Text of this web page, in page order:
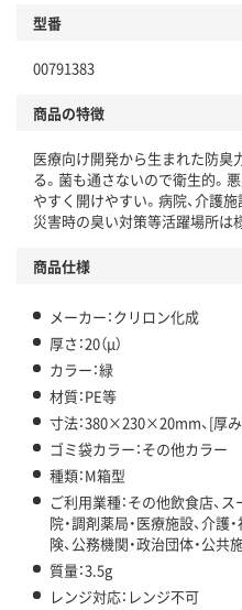
型番
00791383
商品の特徴
医療向け開発から生まれた防臭
る。菌も通さないので衛生的。
やすく開けやすい。病院、介護施
災害時の臭い対策等活躍場所は
商品仕様
メーカー：クリロン化成
厚さ：20（μ）
カラー：緑
材質：PE等
寸法：380×230×20mm、[厚
ゴミ袋カラー：その他カラー
種類：M箱型
ご利用業種：その他飲食店、ス
院・調剤薬局・医療施設、介護
険、公務機関・政治団体・公共
質量：3.5g
レンジ対応：レンジ不可